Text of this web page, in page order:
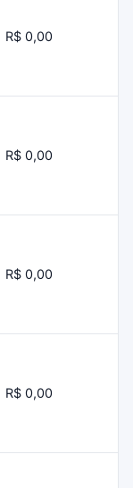
R$ 0,00
R$ 0,00
R$ 0,00
R$ 0,00